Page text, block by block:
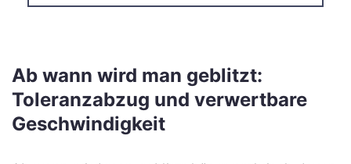
Ab wann wird man geblitzt:
Toleranzabzug und verwertbare
Geschwindigkeit